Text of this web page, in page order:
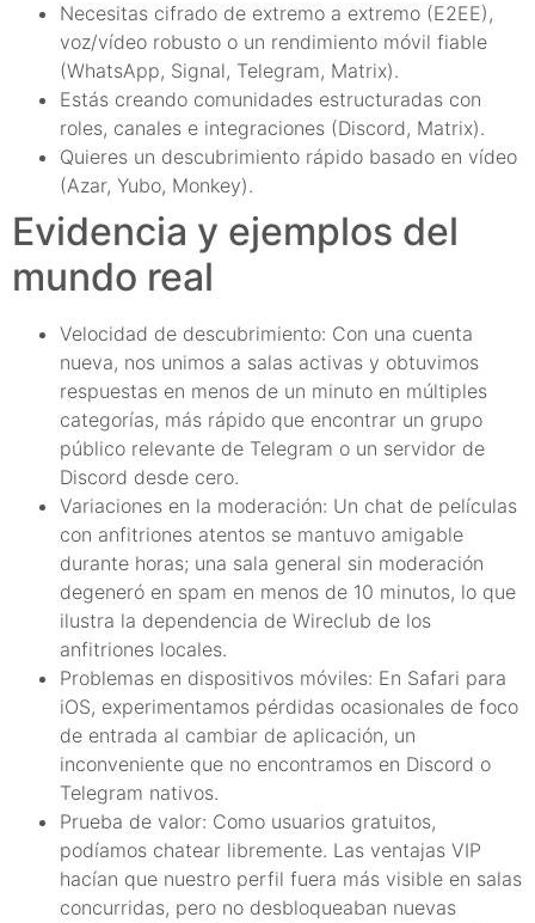
Necesitas cifrado de extremo a extremo (E2EE),
voz/vídeo robusto o un rendimiento móvil fiable
(WhatsApp, Signal, Telegram, Matrix).
Estás creando comunidades estructuradas con
roles, canales e integraciones (Discord, Matrix).
Quieres un descubrimiento rápido basado en vídeo
(Azar, Yubo, Monkey).
Evidencia y ejemplos del
mundo real
Velocidad de descubrimiento: Con una cuenta
nueva, nos unimos a salas activas y obtuvimos
respuestas en menos de un minuto en múltiples
categorías, más rápido que encontrar un grupo
público relevante de Telegram o un servidor de
Discord desde cero.
Variaciones en la moderación: Un chat de películas
con anfitriones atentos se mantuvo amigable
durante horas; una sala general sin moderación
degeneró en spam en menos de 10 minutos, lo que
ilustra la dependencia de Wireclub de los
anfitriones locales.
Problemas en dispositivos móviles: En Safari para
iOS, experimentamos pérdidas ocasionales de foco
de entrada al cambiar de aplicación, un
inconveniente que no encontramos en Discord o
Telegram nativos.
Prueba de valor: Como usuarios gratuitos,
podíamos chatear libremente. Las ventajas VIP
hacían que nuestro perfil fuera más visible en salas
concurridas, pero no desbloqueaban nuevas